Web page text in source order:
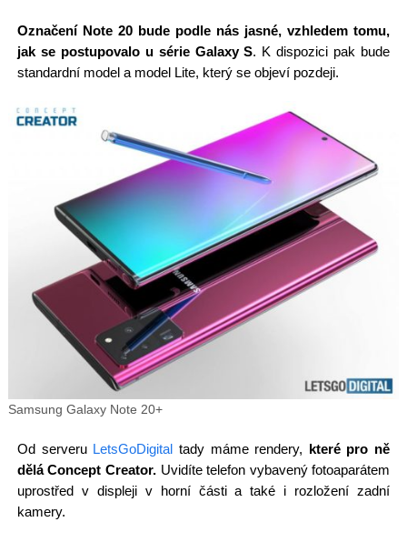
Označení Note 20 bude podle nás jasné, vzhledem tomu,
jak se postupovalo u série Galaxy S. K dispozici pak bude
standardní model a model Lite, který se objeví pozdeji.
Samsung Galaxy Note 20+
Od serveru LetsGoDigital tady máme rendery, které pro ně
dělá Concept Creator. Uvidíte telefon vybavený fotoaparátem
uprostřed v displeji v horní části a také i rozložení zadní
kamery.